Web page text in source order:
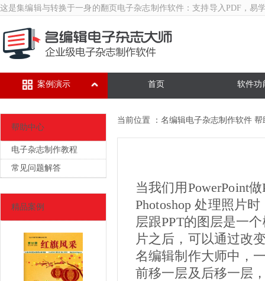
这是集编辑与转换于一身的翻页 电子杂志制作软件 ：支持导入PDF，易
首页
案例演示 软件功
帮助中心
电子杂志制作教程
常见问题解答
精品案例
当前位置 ： 名编辑电子杂志制作软件 帮
当我们用PowerPoint
Photoshop 处理照片
层跟PPT的图层是一
片之后，可以通过改
名编辑制作大师中，
前移一层及后移一层